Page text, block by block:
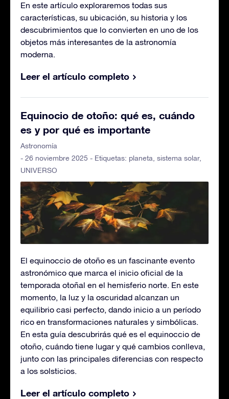
En este artículo exploraremos todas sus
características, su ubicación, su historia y los
descubrimientos que lo convierten en uno de los
objetos más interesantes de la astronomía
moderna.
Leer el artículo completo
Equinocio de otoño: qué es, cuándo
es y por qué es importante
Astronomía
- 26 noviembre 2025 - Etiquetas: planeta, sistema solar,
UNIVERSO
El equinoccio de otoño es un fascinante evento
astronómico que marca el inicio oficial de la
temporada otoñal en el hemisferio norte. En este
momento, la luz y la oscuridad alcanzan un
equilibrio casi perfecto, dando inicio a un período
rico en transformaciones naturales y simbólicas.
En esta guía descubrirás qué es el equinoccio de
otoño, cuándo tiene lugar y qué cambios conlleva,
junto con las principales diferencias con respecto
a los solsticios.
Leer el artículo completo